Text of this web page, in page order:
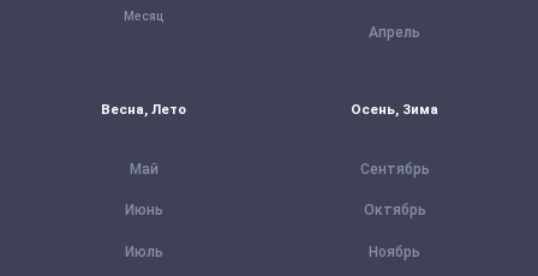
Месяц
Апрель
Весна, Лето
Май
Июнь
Июль
Осень, Зима
Сентябрь
Октябрь
Ноябрь